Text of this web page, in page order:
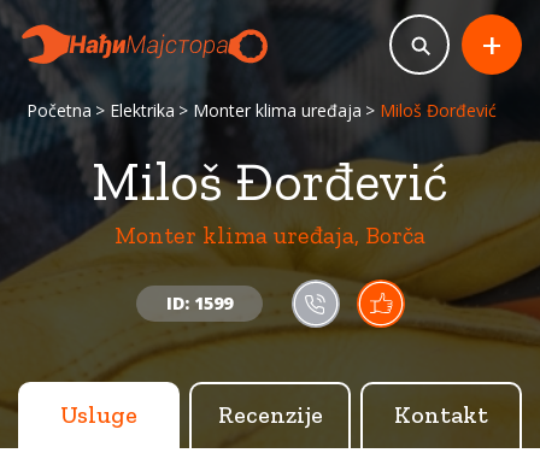
Početna Elektrika Monter klima uređaja Miloš Đorđević
Miloš Đorđević
Monter klima uređaja, Borča
ID: 1599
+
Usluge Recenzije Kontakt